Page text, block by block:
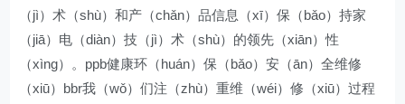
（jì）术（shù）和产（chǎn）品信息（xī）保（bǎo）持家
（jiā）电（diàn）技（jì）术（shù）的领先（xiān）性
（xìng）。ppb健康环（huán）保（bǎo）安（ān）全维修
（xiū）bbr我（wǒ）们注（zhù）重维（wéi）修（xiū）过程